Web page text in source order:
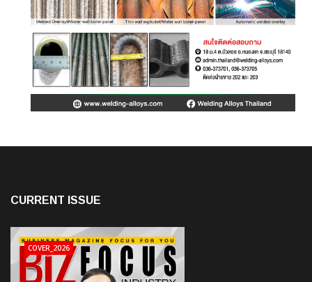
CURRENT ISSUE
COVER_2026